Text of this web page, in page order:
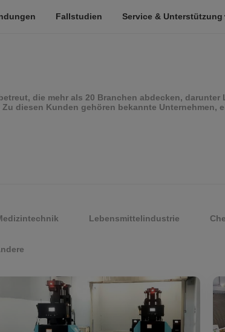
Fallstudien Service & Unterstützung
die mehr als 20 Branchen abdecken, darunter
diesen Kunden gehören bekannte Unternehmen,
Lebensmittelindustrie